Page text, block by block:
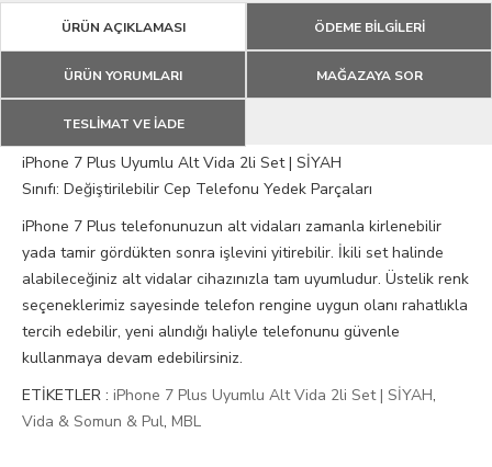
ÜRÜN AÇIKLAMASI ÖDEME BİLGİLERİ
ÜRÜN YORUMLARI MAĞAZAYA SOR
TESLİMAT VE İADE
iPhone 7 Plus Uyumlu Alt Vida 2li Set | SİYAH
Sınıfı: Değiştirilebilir Cep Telefonu Yedek Parçaları
iPhone 7 Plus telefonunuzun alt vidaları zamanla kirlenebilir
yada tamir gördükten sonra işlevini yitirebilir. İkili set halinde
alabileceğiniz alt vidalar cihazınızla tam uyumludur. Üstelik renk
seçeneklerimiz sayesinde telefon rengine uygun olanı rahatlıkla
tercih edebilir, yeni alındığı haliyle telefonunu güvenle
kullanmaya devam edebilirsiniz.
ETİKETLER : iPhone 7 Plus Uyumlu Alt Vida 2li Set | SİYAH,
Vida & Somun & Pul, MBL